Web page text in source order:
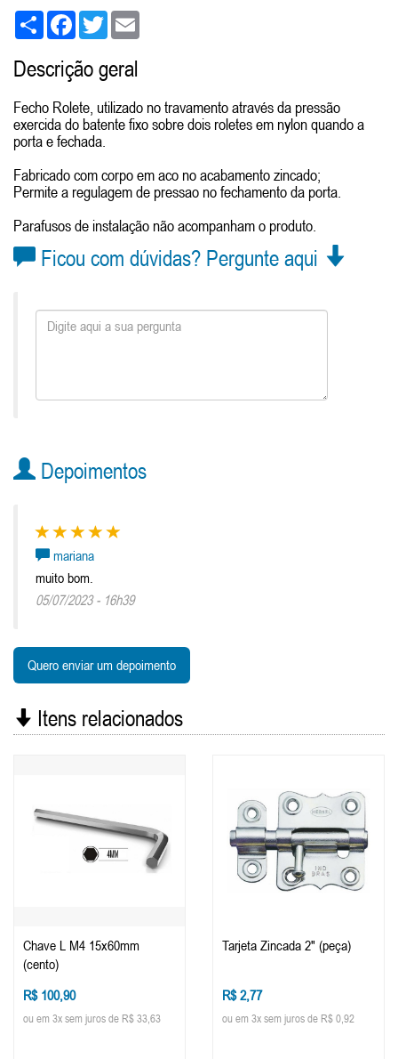
Share FacebookTwitter
Descrição geral
Fecho Rolete, utilizado no travamento através da pressão
exercida do batente fixo sobre dois roletes em nylon quando a
porta e fechada.
Fabricado com corpo em aco no acabamento zincado;
Permite a regulagem de pressao no fechamento da porta.
Parafusos de instalação não acompanham o produto.
Ficou com dúvidas? Pergunte aqui
Depoimentos
mariana
muito bom.
05/07/2023 - 16h39
Quero enviar um depoimento
Itens relacionados
Chave L M4 15x60mm
(cento)
R$ 100,90
ou em 3x sem juros de R$ 33,63
Tarjeta Zincada 2" (peça)
R$ 2,77
ou em 3x sem juros de R$ 0,92